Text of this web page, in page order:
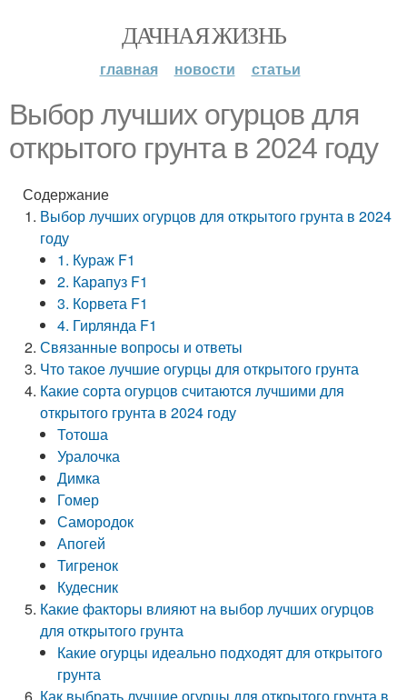
ДАЧНАЯ ЖИЗНЬ
главная новости статьи
Выбор лучших огурцов для
открытого грунта в 2024 году
Содержание
Выбор лучших огурцов для открытого грунта в 2024
году
1. Кураж F1
2. Карапуз F1
3. Корвета F1
4. Гирлянда F1
Связанные вопросы и ответы
Что такое лучшие огурцы для открытого грунта
Какие сорта огурцов считаются лучшими для
открытого грунта в 2024 году
Тотоша
Уралочка
Димка
Гомер
Самородок
Апогей
Тигренок
Кудесник
Какие факторы влияют на выбор лучших огурцов
для открытого грунта
Какие огурцы идеально подходят для открытого
грунта